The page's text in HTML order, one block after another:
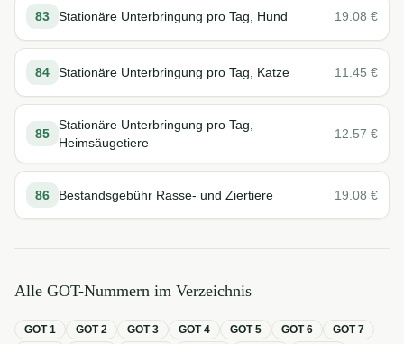
83 Stationäre Unterbringung pro Tag, Hund 19.08 €
84 Stationäre Unterbringung pro Tag, Katze 11.45 €
85
Stationäre Unterbringung pro Tag,
Heimsäugetiere
12.57 €
86 Bestandsgebühr Rasse- und Ziertiere 19.08 €
Alle GOT-Nummern im Verzeichnis
GOT1 GOT2 GOT3 GOT4 GOT5 GOT6 GOT7